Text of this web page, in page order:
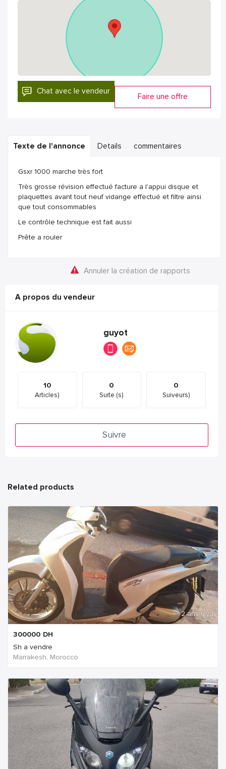
Chat avec le vendeur
Faire une offre
Texte de l'annonce Details commentaires
Gsxr 1000 marche très fort
Très grosse révision effectué facture a l'appui disque et
plaquettes avant tout neuf vidange effectué et filtre ainsi
que tout consommables
Le contrôle technique est fait aussi
Prête a rouler
Annuler la création de rapports
A propos du vendeur
guyot
10
Articles)
0
Suite (s)
0
Suiveurs)
Suivre
Related products
2 ans Il ya
300000 DH
Sh a vendre
Marrakesh, Morocco